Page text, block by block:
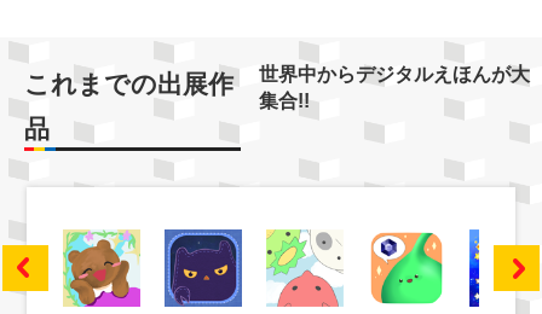
これまでの出展作
品
世界中からデジタルえほんが大
集合!!